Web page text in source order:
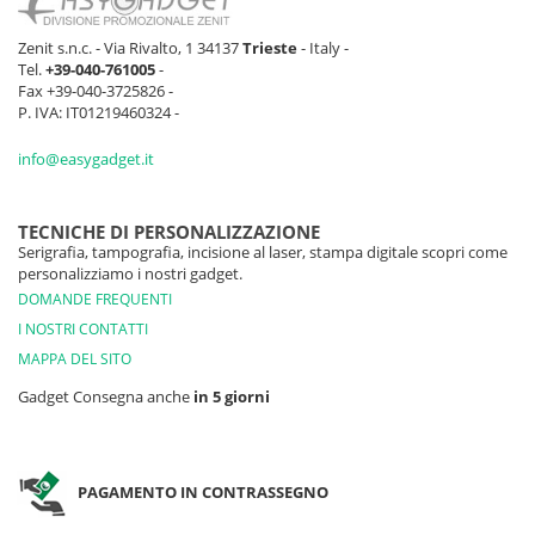
Zenit s.n.c. - Via Rivalto, 1 34137Trieste- Italy -
Tel.+39-040-761005-
Fax +39-040-3725826 -
P. IVA: IT01219460324 -
info@easygadget.it
TECNICHE DI PERSONALIZZAZIONE
Serigrafia, tampografia, incisione al laser, stampa digitale scopri come
personalizziamo i nostri gadget.
DOMANDE FREQUENTI
I NOSTRI CONTATTI
MAPPA DEL SITO
Gadget Consegna anche in 5 giorni
PAGAMENTO IN CONTRASSEGNO